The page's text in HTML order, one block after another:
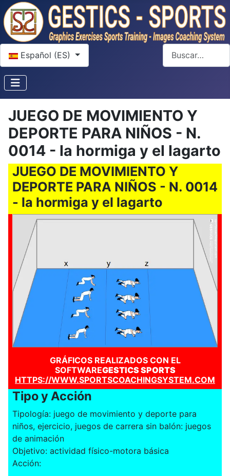
Seleccione su idioma
Español (ES)
Buscar
JUEGO DE MOVIMIENTO Y
DEPORTE PARA NIÑOS - N.
0014 - la hormiga y el lagarto
JUEGO DE MOVIMIENTO Y
DEPORTE PARA NIÑOS - N. 0014
- la hormiga y el lagarto
GRÁFICOS REALIZADOS CON EL
SOFTWAREGESTICS SPORTS
HTTPS://WWW.SPORTSCOACHINGSYSTEM.COM
Tipo y Acción
Tipología: juego de movimiento y deporte para
niños, ejercicio, juegos de carrera sin balón: juegos
de animación
Objetivo: actividad físico-motora básica
Acción: